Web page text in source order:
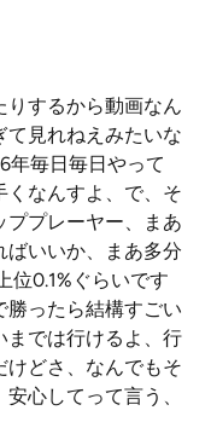
するから動画なん
見れねえみたいな
年毎日毎日やって
くなんすよ、で、そ
ププレーヤー、まあ
いいか、まあ多分
位0.1%ぐらいです
ったら結構すごい
までは行けるよ、行
けどさ、なんでもそ
心してって言う、